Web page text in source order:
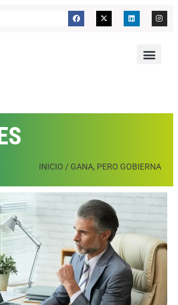
INICIO / GANA, PERO GOBIERNA